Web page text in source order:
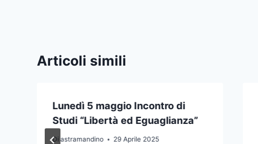
Articoli simili
Lunedì 5 maggio Incontro di
Studi “Libertà ed Eguaglianza”
Di astramandino 29 Aprile 2025